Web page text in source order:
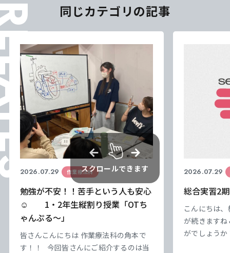
同じカテゴリの記事
2026.07.29 作業療法科
勉強が不安！！苦手という人も安心
☺ 1・2年生縦割り授業「OTち
ゃんぷる～」
皆さんこんにちは 作業療法科の角本で
す！！ 今回皆さんにご紹介するのは当
2026.07.29
総合実習2期
こんにちは
が続きます
がでしょう
スクロールできます